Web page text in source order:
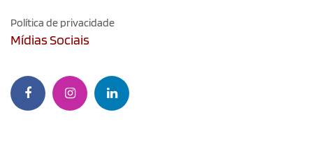
Política de privacidade
Mídias Sociais